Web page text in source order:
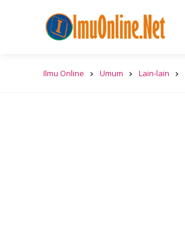
Ilmu Online Umum Lain-lain